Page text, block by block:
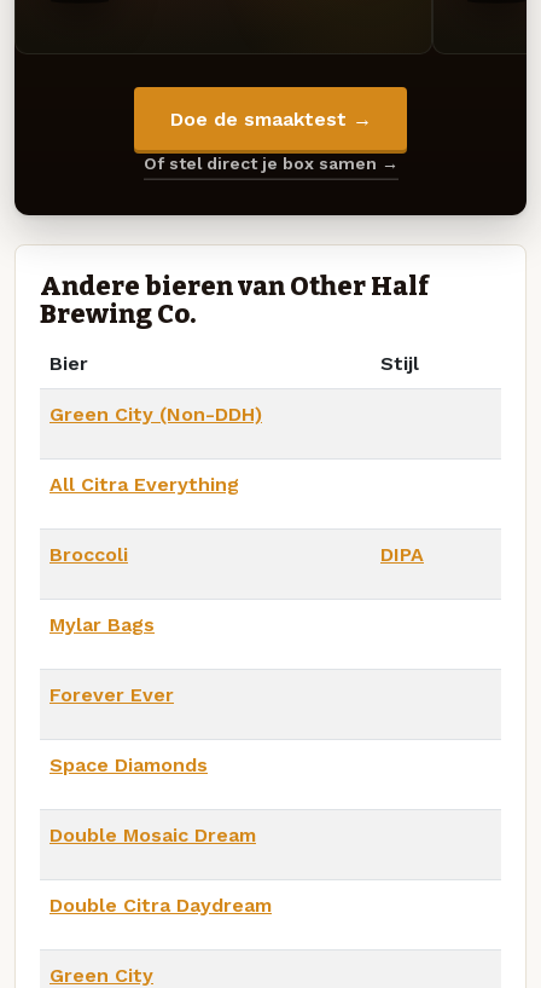
Doe de smaaktest →
Of stel direct je box samen →
Andere bieren van Other Half
Brewing Co.
Bier Stijl
Green City (Non-DDH)
All Citra Everything
Broccoli DIPA
Mylar Bags
Forever Ever
Space Diamonds
Double Mosaic Dream
Double Citra Daydream
Green City